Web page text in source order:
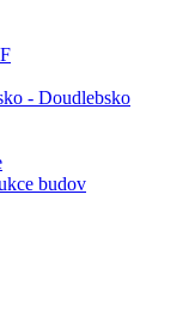
- Doudlebsko
budov